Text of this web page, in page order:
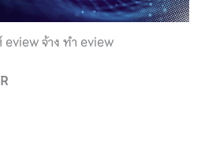
eview จ้าง ทำ eview